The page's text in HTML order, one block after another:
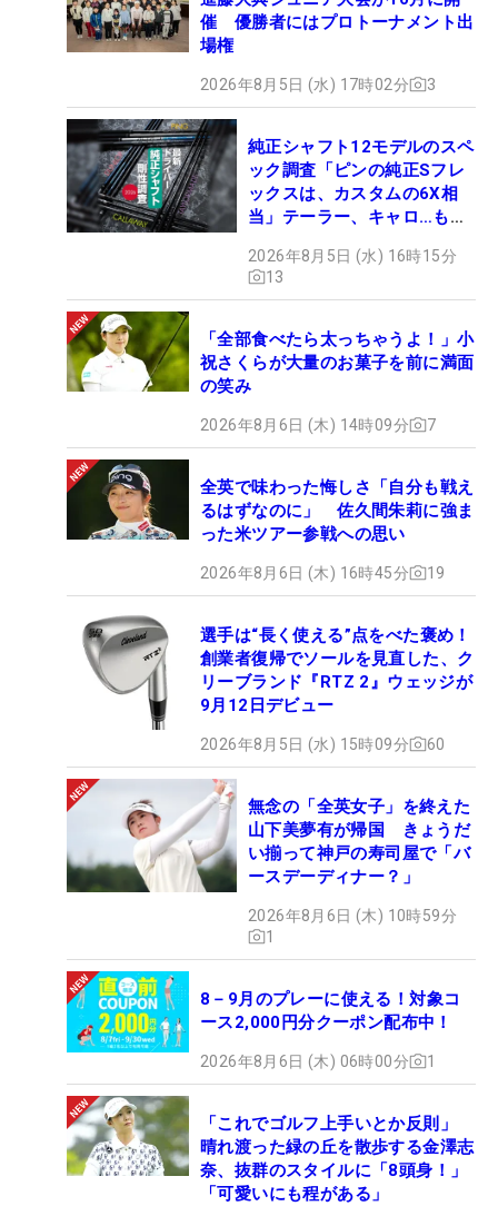
催 優勝者にはプロトーナメント出
場権
2026年8月5日 (水) 17時02分 3
純正シャフト12モデルのスペ
ック調査「ピンの純正Sフレ
ックスは、カスタムの6X相
当」テーラー、キャロ…もチ
2026年8月5日 (水) 16時15分
13
「全部食べたら太っちゃうよ！」小
祝さくらが大量のお菓子を前に満面
の笑み
2026年8月6日 (木) 14時09分 7
全英で味わった悔しさ「自分も戦え
るはずなのに」 佐久間朱莉に強ま
った米ツアー参戦への思い
2026年8月6日 (木) 16時45分 19
選手は“長く使える”点をべた褒め！
創業者復帰でソールを見直した、ク
リーブランド『RTZ 2』ウェッジが
9月12日デビュー
2026年8月5日 (水) 15時09分 60
無念の「全英女子」を終えた
山下美夢有が帰国 きょうだ
い揃って神戸の寿司屋で「バ
ースデーディナー？」
2026年8月6日 (木) 10時59分
1
8－9月のプレーに使える！対象コ
ース2,000円分クーポン配布中！
2026年8月6日 (木) 06時00分 1
「これでゴルフ上手いとか反則」
晴れ渡った緑の丘を散歩する金澤志
奈、抜群のスタイルに「8頭身！」
「可愛いにも程がある」